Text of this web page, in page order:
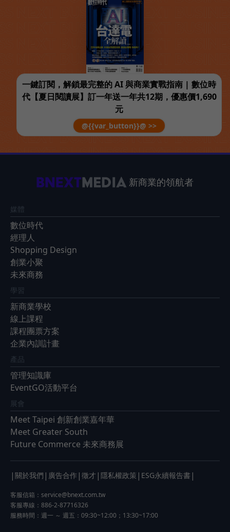
一鍵訂閱，解鎖最完整的 AI 與商業實戰指南 | 數位時
代【夏日閱讀展】訂一年送一年共12期，優惠價1,690
元
@{{var_button}}@ >>
新商業的領航者
媒體
數位時代
經理人
Shopping Design
創業小聚
未來商務
學習
新商業學校
線上課程
課程團票方案
企業內訓計畫
產品
管理知識庫
EventGO活動平台
展會
Meet Taipei 創新創業嘉年華
Meet Greater South
Future Commerce 未來商務展
| 關於我們 | 廣告合作 | 徵才 | 隱私權政策 | ESG永續報告書 |
客服信箱： service@bnext.com.tw
客服專線：886-2-87716326
服務時間：週一 ～ 週五：09:30~12:00；13:30~17:00